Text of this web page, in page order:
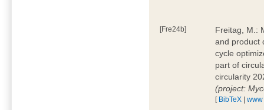
[Fre24b]
Freitag, M.:
and product
cycle
part of
circularity
(project:
[ BibTeX |www